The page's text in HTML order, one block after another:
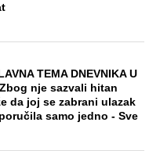
TEMA DNEVNIKA U
Zbog nje sazvali hitan
da joj se zabrani ulazak
samo jedno - Sve